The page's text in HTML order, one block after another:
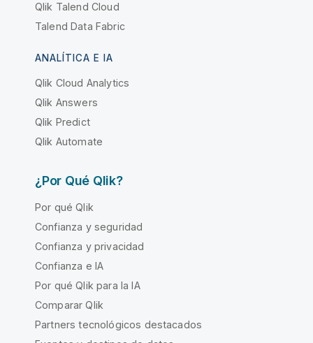
Qlik Talend Cloud
Talend Data Fabric
ANALÍTICA E IA
Qlik Cloud Analytics
Qlik Answers
Qlik Predict
Qlik Automate
¿Por Qué Qlik?
Por qué Qlik
Confianza y seguridad
Confianza y privacidad
Confianza e IA
Por qué Qlik para la IA
Comparar Qlik
Partners tecnológicos destacados